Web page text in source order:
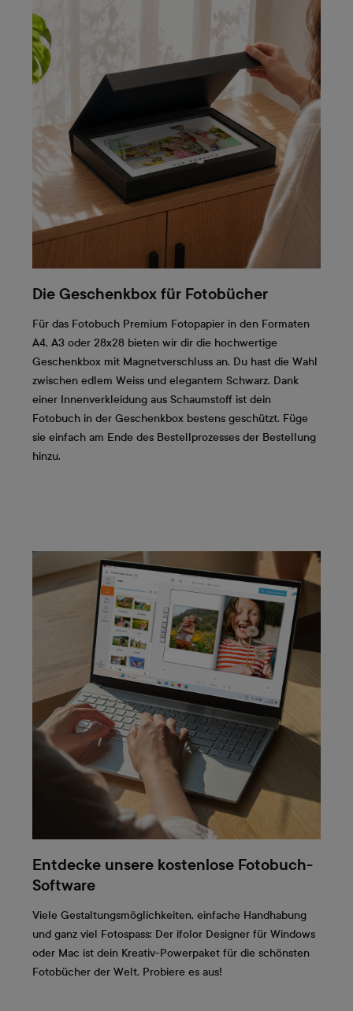
Die Geschenkbox für Fotobücher
Für das Fotobuch Premium Fotopapier in den Formaten
A4, A3 oder 28x28 bieten wir dir die hochwertige
Geschenkbox mit Magnetverschluss an. Du hast die Wahl
zwischen edlem Weiss und elegantem Schwarz. Dank
einer Innenverkleidung aus Schaumstoff ist dein
Fotobuch in der Geschenkbox bestens geschützt. Füge
sie einfach am Ende des Bestellprozesses der Bestellung
hinzu.
Entdecke unsere kostenlose Fotobuch-
Software
Viele Gestaltungsmöglichkeiten, einfache Handhabung
und ganz viel Fotospass: Der ifolor Designer für Windows
oder Mac ist dein Kreativ-Powerpaket für die schönsten
Fotobücher der Welt. Probiere es aus!